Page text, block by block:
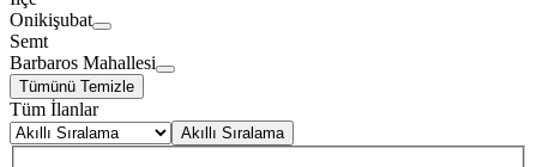
Onikişubat
Semt
Barbaros Mahallesi
Tümünü Temizle
Tüm İlanlar
Akıllı Sıralama